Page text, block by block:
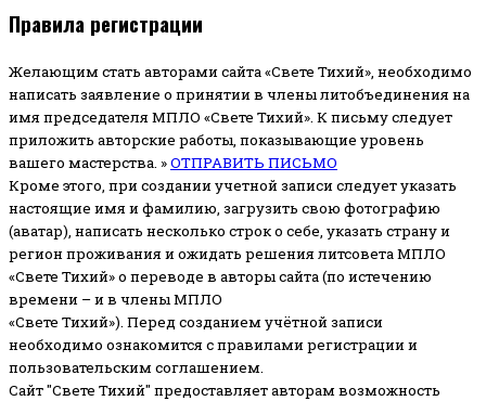
Правила регистрации
Желающим стать авторами сайта «Свете Тихий», необходимо
написать заявление о принятии в члены литобъединения на
имя председателя МПЛО «Свете Тихий». К письму следует
приложить авторские работы, показывающие уровень
вашего мастерства. »ОТПРАВИТЬ ПИСЬМО
Кроме этого, при создании учетной записи следует указать
настоящие имя и фамилию, загрузить свою фотографию
(аватар), написать несколько строк о себе, указать страну и
регион проживания и ожидать решения литсовета МПЛО
«Свете Тихий» о переводе в авторы сайта (по истечению
времени – и в члены МПЛО
«Свете Тихий»). Перед созданием учётной записи
необходимо ознакомится с правилами регистрации и
пользовательским соглашением.
Сайт "Свете Тихий" предоставляет авторам возможность